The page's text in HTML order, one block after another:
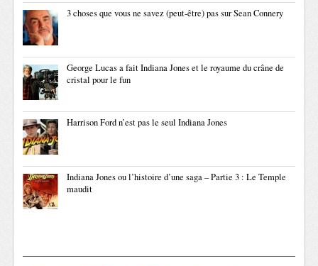
3 choses que vous ne savez (peut-être) pas sur Sean Connery
George Lucas a fait Indiana Jones et le royaume du crâne de
cristal pour le fun
Harrison Ford n’est pas le seul Indiana Jones
Indiana Jones ou l’histoire d’une saga – Partie 3 : Le Temple
maudit